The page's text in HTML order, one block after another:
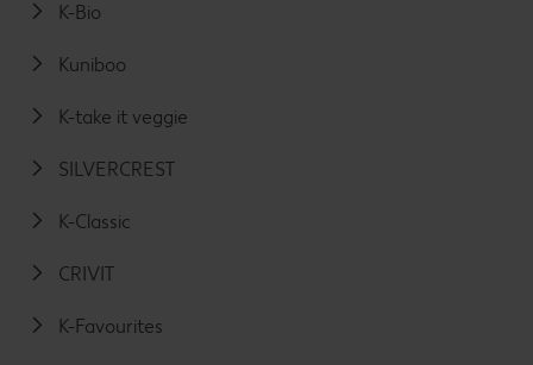
K-Bio
Kuniboo
K-take it veggie
SILVERCREST
K-Classic
CRIVIT
K-Favourites